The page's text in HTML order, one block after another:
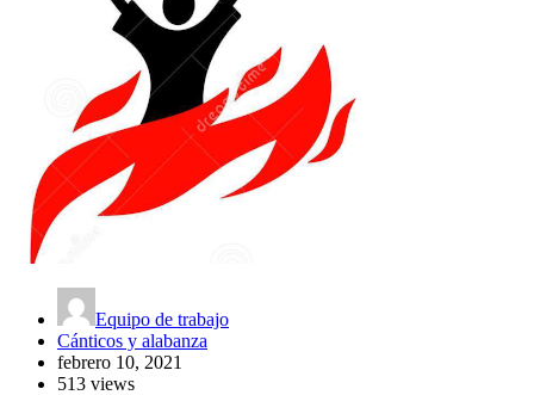
Equipo de trabajo
Cánticos y alabanza
febrero 10, 2021
513 views